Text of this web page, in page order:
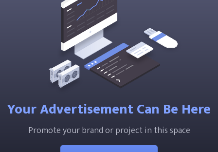
Your Advertisement Can Be Here
Promote your brand or project in this space